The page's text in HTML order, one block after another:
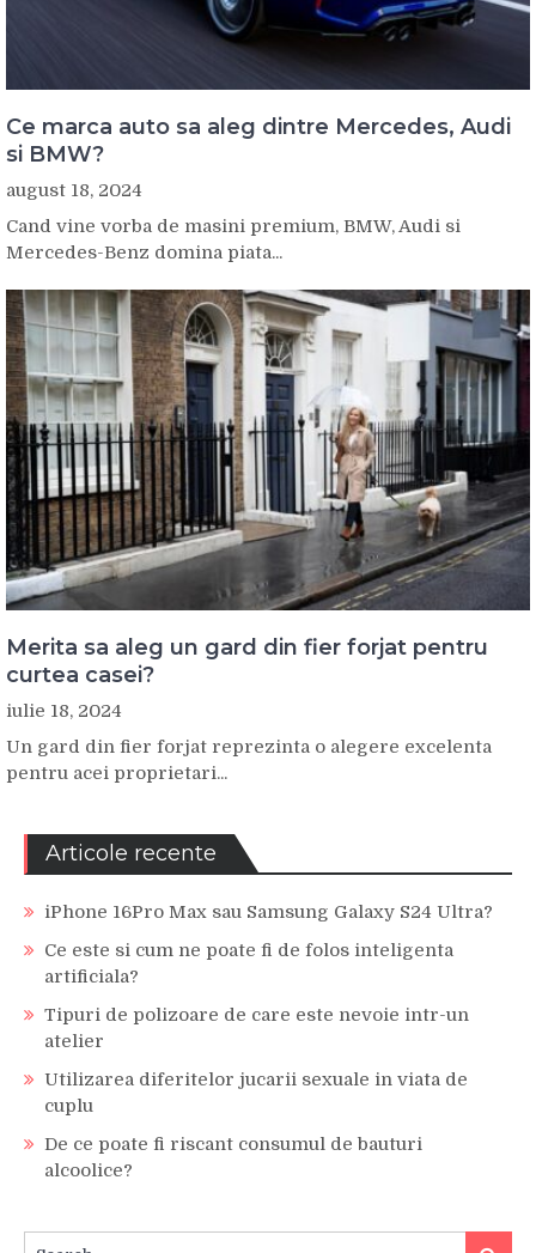
Ce marca auto sa aleg dintre Mercedes, Audi
si BMW?
august 18, 2024
Cand vine vorba de masini premium, BMW, Audi si
Mercedes-Benz domina piata...
Merita sa aleg un gard din fier forjat pentru
curtea casei?
iulie 18, 2024
Un gard din fier forjat reprezinta o alegere excelenta
pentru acei proprietari...
Articole recente
iPhone 16Pro Max sau Samsung Galaxy S24 Ultra?
Ce este si cum ne poate fi de folos inteligenta
artificiala?
Tipuri de polizoare de care este nevoie intr-un
atelier
Utilizarea diferitelor jucarii sexuale in viata de
cuplu
De ce poate fi riscant consumul de bauturi
alcoolice?